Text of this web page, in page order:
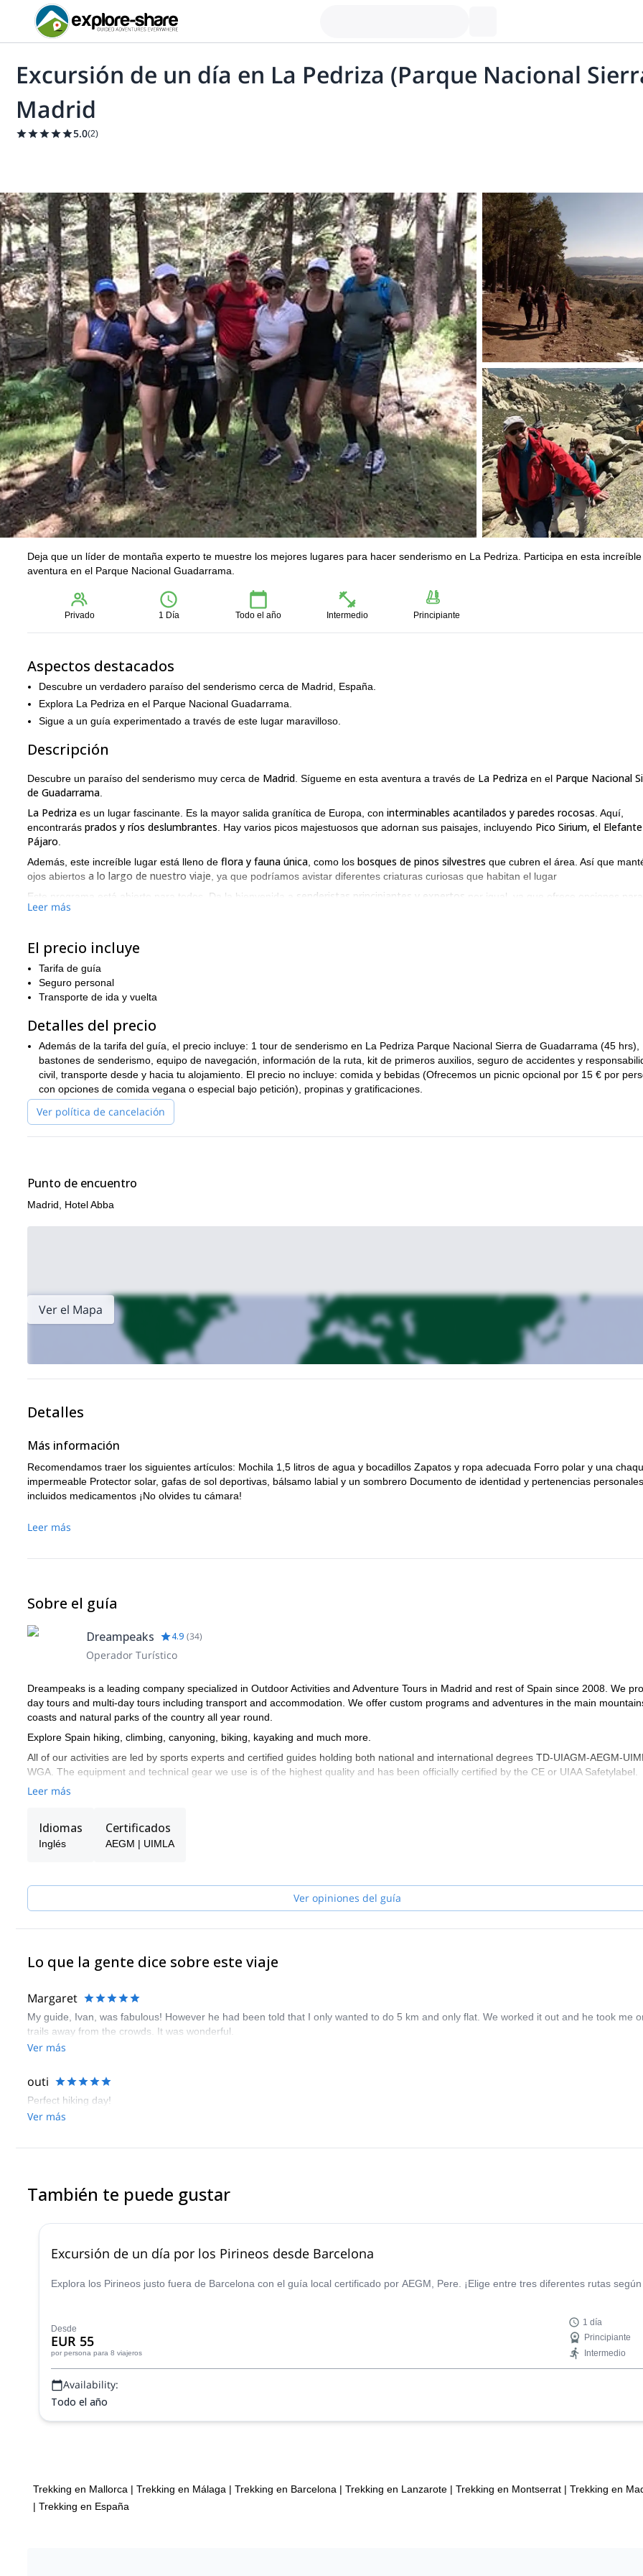
Excursión de un día en La Pedriza (Parque Nacional
Madrid
5.0(2)
Deja que un líder de montaña experto te muestre los mejores lugares para hacer senderismo en La Pedriza. Participa en esta increíble
aventura en el Parque Nacional Guadarrama.
Privado 1 Día Todo el año Intermedio Principiante
Aspectos destacados
Descubre un verdadero paraíso del senderismo cerca de Madrid, España.
Explora La Pedriza en el Parque Nacional Guadarrama.
Sigue a un guía experimentado a través de este lugar maravilloso.
Descripción
Descubre un paraíso del senderismo muy cerca de Madrid . Sígueme en esta aventura a través de La Pedriza en el Parque Nacional
de Guadarrama
La Pedriza es un lugar fascinante. Es la mayor salida granítica de Europa, con interminables acantilados y paredes rocosas . Aquí,
encontrarás prados y ríos deslumbrantes . Hay varios picos majestuosos que adornan sus paisajes, incluyendo Pico Sirium, el Elefante
Pájaro
Además, este increíble lugar está lleno de flora y fauna única , como los bosques de pinos silvestres que cubren el área. Así que
ojos abiertos a lo largo de nuestro viaje , ya que podríamos avistar diferentes criaturas curiosas que habitan el lugar
Este programa está abierto para todos. Da la bienvenida a
senderistas principiantes y expertos por igual, ya que ofrece opciones para
cada tipo de aventurero
¡Te llevaré a los mejores lugares!
Además, este es un viaje privado
Además, significa que
¿Te gustaría unirte a mí en esta excursión por La Pedriza? No te pierdas esta oportunidad única. Envíame una solicitud y déjame
También guío este día de escalada en roca en La Pedriza
Leer más
El precio incluye
Tarifa de guía
Seguro personal
Transporte de ida y vuelta
Detalles del precio
Además de la tarifa del guía, el precio incluye: 1 tour de senderismo en La Pedriza Parque Nacional Sierra de Guadarrama (45 hrs),
bastones de senderismo, equipo de navegación, información de la ruta, kit de primeros auxilios, seguro de accidentes y
civil, transporte desde y hacia tu alojamiento. El precio no incluye: comida y bebidas (Ofrecemos un picnic opcional por 15 € por
con opciones de comida vegana o especial bajo petición), propinas y gratificaciones.
Ver política de cancelación
Punto de encuentro
Madrid, Hotel Abba
Ver el Mapa
Detalles
Más información
Recomendamos traer los siguientes artículos: Mochila 1,5 litros de agua y bocadillos Zapatos y ropa adecuada Forro polar y una
impermeable Protector solar, gafas de sol deportivas, bálsamo labial y un sombrero Documento de identidad y pertenencias personales
incluidos medicamentos ¡No olvides tu cámara!
Leer más
Sobre el guía
Dreampeaks 4.9 (34)
Operador Turístico
Dreampeaks is a leading company specialized in Outdoor Activities and Adventure Tours in Madrid and rest of Spain since 2008. We
day tours and multi-day tours including transport and accommodation. We offer custom programs and adventures in the main
coasts and natural parks of the country all year round.
Explore Spain hiking, climbing, canyoning, biking, kayaking and much more.
All of our activities are led by sports experts and certified guides holding both national and international degrees TD-UIAGM-AEGM-
WGA. The equipment and technical gear we use is of the highest quality and has been officially certified by the CE or UIAA Safetylabel.
Leer más
Idiomas
Inglés
Certificados
AEGM | UIMLA
Ver opiniones del guía
Lo que la gente dice sobre este viaje
Margaret
My guide, Ivan, was fabulous! However he had been told that I only wanted to do 5 km and only flat. We worked it out and he took me
trails away from the crowds. It was wonderful.
Ver más
outi
Perfect hiking day!
Ver más
También te puede gustar
Excursión de un día por los Pirineos desde Barcelona
Explora los Pirineos justo fuera de Barcelona con el guía local certificado por AEGM, Pere. ¡Elige entre tres diferentes rutas
Desde
EUR 55
por persona para 8 viajeros
1 día
Principiante
Intermedio
Availability:
Todo el año
Trekking en Mallorca | Trekking en Málaga | Trekking en Barcelona | Trekking en Lanzarote | Trekking en Montserrat | Trekking en
| Trekking en España